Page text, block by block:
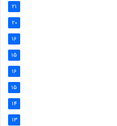
21
20
16
15
16
15
14
13